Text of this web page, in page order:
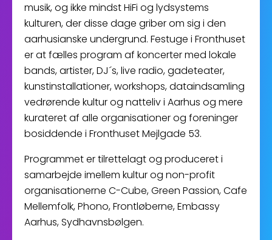
musik, og ikke mindst HiFi og lydsystems
kulturen, der disse dage griber om sig i den
aarhusianske undergrund. Festuge i Fronthuset
er at fælles program af koncerter med lokale
bands, artister, DJ´s, live radio, gadeteater,
kunstinstallationer, workshops, dataindsamling
vedrørende kultur og natteliv i Aarhus og mere
kurateret af alle organisationer og foreninger
bosiddende i Fronthuset Mejlgade 53.
Programmet er tilrettelagt og produceret i
samarbejde imellem kultur og non-profit
organisationerne C-Cube, Green Passion, Cafe
Mellemfolk, Phono, Frontløberne, Embassy
Aarhus, Sydhavnsbølgen.